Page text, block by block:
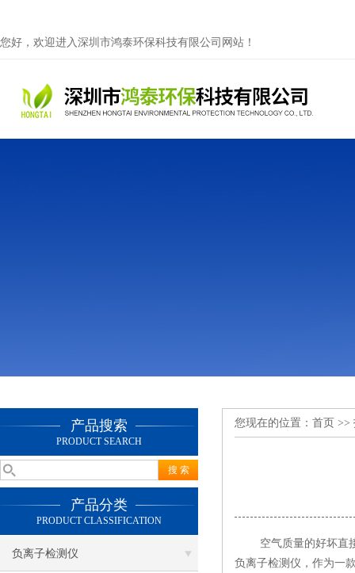
您好，欢迎进入深圳市鸿泰环保科技有限公司网站！
产品搜索
PRODUCT SEARCH
产品分类
PRODUCT CLASSIFICATION
负离子检测仪
您现在的位置： 首页 >>
空气质量的好坏直接
负离子检测仪，作为一